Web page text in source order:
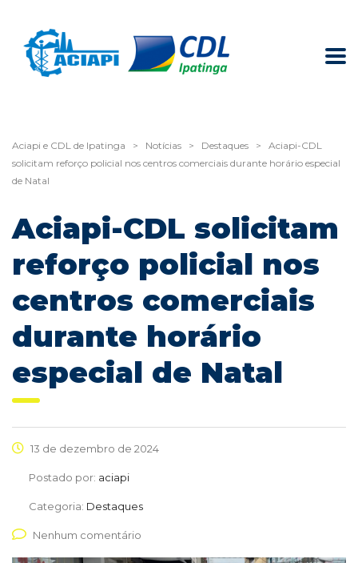
Aciapi e CDL de Ipatinga > Notícias > Destaques >
Aciapi-CDL
solicitam reforço policial nos centros comerciais durante horário especial
de Natal
Aciapi-CDL solicitam
reforço policial nos
centros comerciais
durante horário
especial de Natal
13 de dezembro de 2024
Postado por: aciapi
Categoria: Destaques
Nenhum comentário